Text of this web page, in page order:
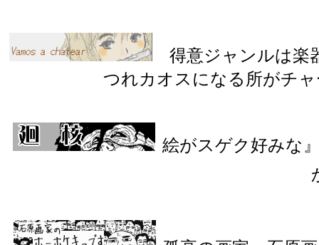
得意ジャンルは楽
つれカオスになる所がチ
絵がスゲク好みな